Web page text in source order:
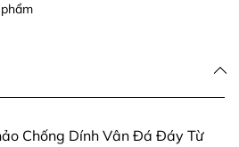
Chống Dính Vân Đá Đáy Từ